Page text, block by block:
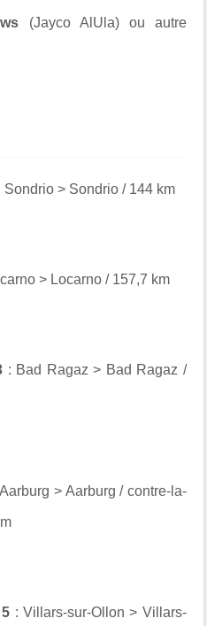
(Jayco AlUla) ou autre
Sondrio > Sondrio / 144 km
> Locarno / 157,7 km
: Bad Ragaz > Bad Ragaz /
> Aarburg / contre-la-
: Villars-sur-Ollon > Villars-